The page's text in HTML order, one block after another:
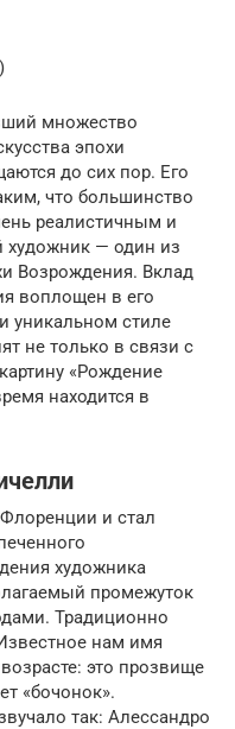
множество
эпохи
до сих пор. Его
что большинство
реалистичным и
художник — один из
Возрождения. Вклад
воплощен в его
уникальном стиле
не только в связи с
«Рождение
находится в
и стал
художника
промежуток
Традиционно
нам имя
это прозвище
«бочонок».
так: Алессандро